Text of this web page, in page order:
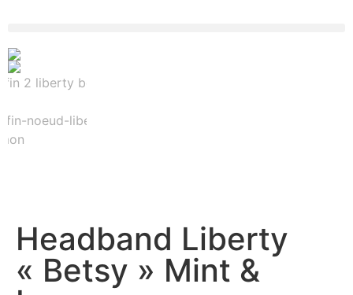
Headband Liberty
« Betsy » Mint &